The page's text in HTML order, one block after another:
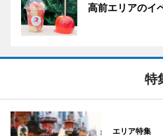
高前エリアのイ
特
エリア特集